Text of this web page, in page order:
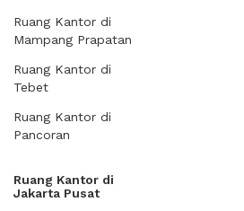
Ruang Kantor di
Mampang Prapatan
Ruang Kantor di
Tebet
Ruang Kantor di
Pancoran
Ruang Kantor di
Jakarta Pusat